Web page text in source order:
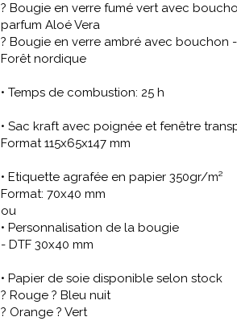
? Bougie en verre fumé vert avec
parfum Aloé Vera
? Bougie en verre ambré avec bouchon
Forêt nordique
• Temps de combustion: 25 h
• Sac kraft avec poignée et fenêtre
Format 115x65x147 mm
• Etiquette agrafée en papier 350gr/m²
Format: 70x40 mm
ou
• Personnalisation de la bougie
- DTF 30x40 mm
• Papier de soie disponible selon stock
? Rouge ? Bleu nuit
? Orange ? Vert